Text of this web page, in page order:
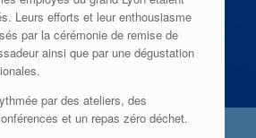
Leurs efforts et leur enthousiasme
par la cérémonie de remise de
ainsi que par une dégustation
par des ateliers, des
et un repas zéro déchet.